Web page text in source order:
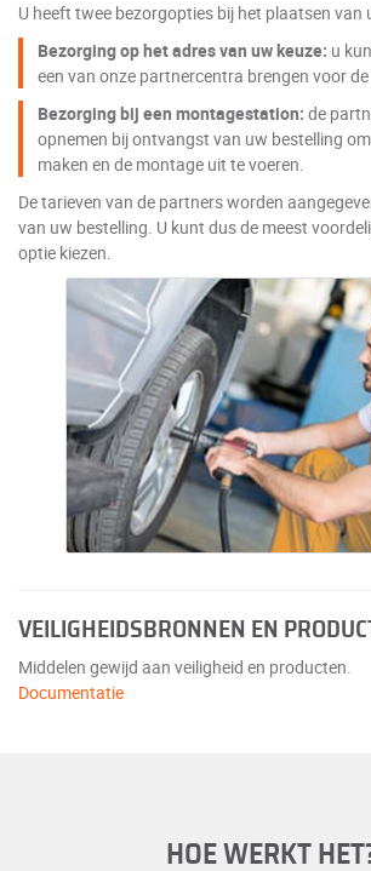
U heeft twee bezorgopties bij het plaatsen van
Bezorging op het adres van uw keuze: u
een van onze partnercentra brengen voor
Bezorging bij een montagestation: de
opnemen bij ontvangst van uw bestelling
maken en de montage uit te voeren.
De tarieven van de partners worden
van uw bestelling. U kunt dus de meest
optie kiezen.
VEILIGHEIDSBRONNEN EN
Middelen gewijd aan veiligheid en producten.
Documentatie
HOE WERKT